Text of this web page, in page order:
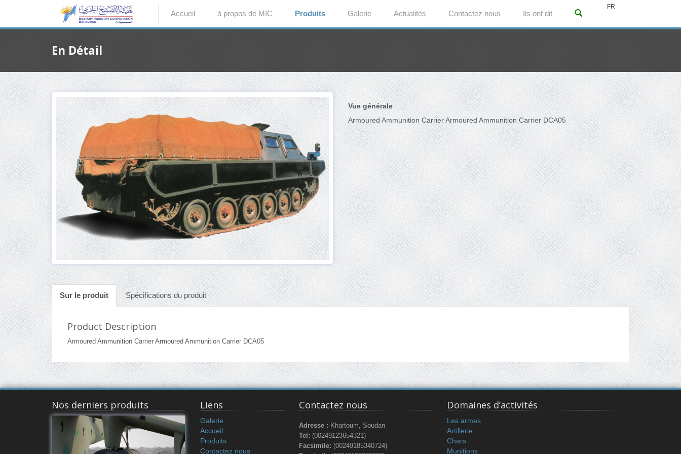
FR
Accueil à propos de MIC Produits Galerie Actualités Contactez nous Ils ont dit
En Détail
Vue générale
Armoured Ammunition Carrier Armoured Ammunition Carrier DCA05
Sur le produit Spécifications du produit
Product Description
Armoured Ammunition Carrier Armoured Ammunition Carrier DCA05
Nos derniers produits Liens
Galerie
Accueil
Produits
Contactez nous
Contactez nous
Adresse : Khartoum, Soudan
Tel: (00249123654321)
Facsimile: (00249185340724)
Domaines d’activités
Les armes
Artillerie
Chars
Munitions